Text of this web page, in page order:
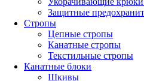
Защитные
Стропы
Цепные стропы
Канатные стропы
Текстильные стропы
Канатные блоки
Шкивы